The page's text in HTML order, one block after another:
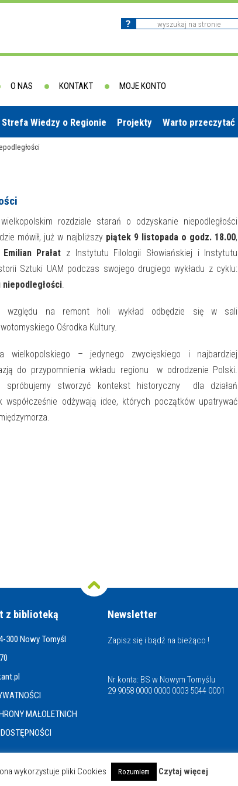
O NAS KONTAKT MOJE KONTO
Strefa Wiedzy o Regionie Projekty Warto przeczytać
rozdziale starań o odzyskanie niepodległości
mówił, już w najbliższypiątek 9 listopada o godz. 18.00,
Emilian Prałat z Instytutu Filologii Słowiańskiej i Instytutu
Sztuki UAM podczas swojego drugiego wykładu z cyklu:
niepodległości.
względu na remont holi wykład odbędzie się w sali
Ośrodka Kultury.
wielkopolskiego – jedynego zwycięskiego i najbardziej
do przypomnienia wkładu regionu w odrodzenie Polski.
spróbujemy stworzyć kontekst historyczny dla działań
odżywają idee, których początków upatrywać
z biblioteką
300 Nowy Tomyśl
MAŁOLETNICH
Newsletter
Zapisz się i bądź na bieżąco !
Nr konta: BS w Nowym Tomyślu
29 9058 0000 0000 0003 5044 0001
wykorzystuje pliki Cookies Rozumiem Czytaj więcej